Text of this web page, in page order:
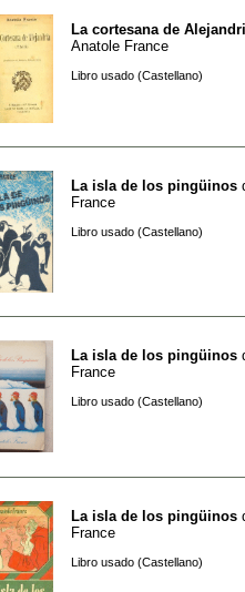
La cortesana de
Anatole France
Libro usado (Castellano)
La isla de los pingüinos
France
Libro usado (Castellano)
La isla de los pingüinos
France
Libro usado (Castellano)
La isla de los pingüinos
France
Libro usado (Castellano)